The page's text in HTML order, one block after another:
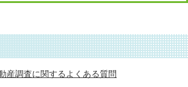
産調査に関するよくある質問